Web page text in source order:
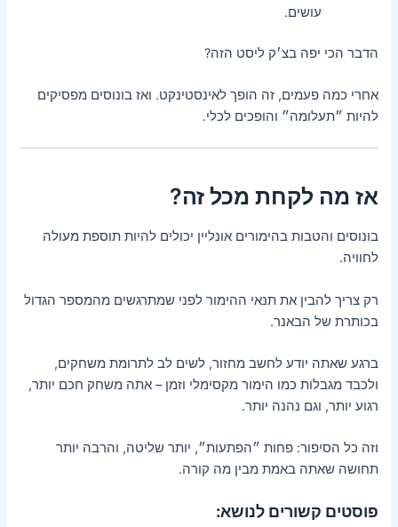
עושים.
הדבר הכי יפה בצ׳ק ליסט הזה?
אחרי כמה פעמים, זה הופך לאינסטינקט. ואז בונוסים מפסיקים
להיות ״תעלומה״ והופכים לכלי.
אז מה לקחת מכל זה?
בונוסים והטבות בהימורים אונליין יכולים להיות תוספת מעולה
לחוויה.
רק צריך להבין את תנאי ההימור לפני שמתרגשים מהמספר הגדול
בכותרת של הבאנר.
ברגע שאתה יודע לחשב מחזור, לשים לב לתרומת משחקים,
ולכבד מגבלות כמו הימור מקסימלי וזמן – אתה משחק חכם יותר,
רגוע יותר, וגם נהנה יותר.
וזה כל הסיפור: פחות ״הפתעות״, יותר שליטה, והרבה יותר
תחושה שאתה באמת מבין מה קורה.
פוסטים קשורים לנושא: